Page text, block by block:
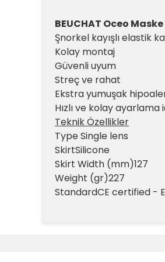
BEUCHAT Oceo
Şnorkel kayışlı elastik
Kolay montaj
Güvenli uyum
Streç ve rahat
Ekstra yumuşak
Hızlı ve kolay
Teknik Özellikler
Type Single lens
SkirtSilicone
Skirt Width (mm)127
Weight (gr)227
StandardCE certified -